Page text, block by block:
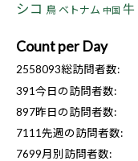
シコ 鳥 ベトナム 中国 牛
Count per Day
2558093総訪問者数:
391今日の訪問者数:
897昨日の訪問者数:
7111先週の訪問者数:
7699月別訪問者数: